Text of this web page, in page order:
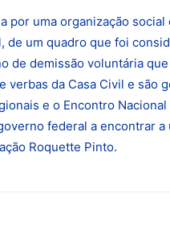
por uma organização
de um quadro que foi
de demissão voluntária
verbas da Casa Civil e são
e o Encontro
federal a encontrar
Roquette Pinto.